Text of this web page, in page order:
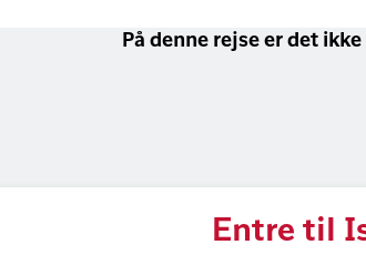
På denne rejse er det
Entre til